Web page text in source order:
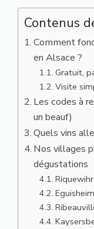
Contenus
Comment
en Alsace ?
Gratuit,
Visite
Les codes à
un beauf)
Quels vins
Nos villages
dégustations
Eguisheim